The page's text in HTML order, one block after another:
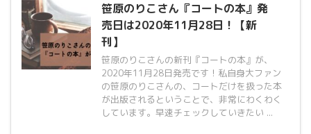
笹原のりこさん『コートの本』発
売日は2020年11月28日！【新
刊】
笹原のりこさんの新刊『コートの本』が、
2020年11月28日発売です！私自身大ファン
の笹原のりこさんの、コートだけを扱った本
が出版されるということで、非常にわくわく
しています。早速チェックしていきたい ...